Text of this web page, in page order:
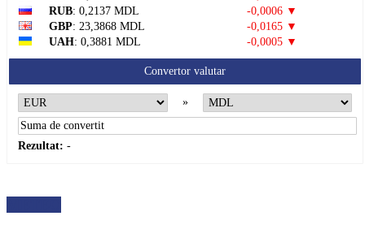
RUB: 0,2137 MDL
-0,0006 ▼
GBP: 23,3868 MDL
-0,0165 ▼
UAH: 0,3881 MDL -0,0005 ▼
Convertor valutar
»
Rezultat: -